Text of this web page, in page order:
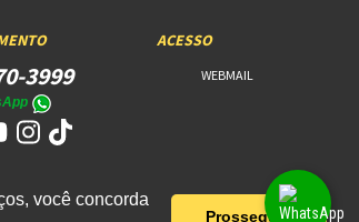
você concorda
Prosseguir!
3999
ACESSO
WEBMAIL